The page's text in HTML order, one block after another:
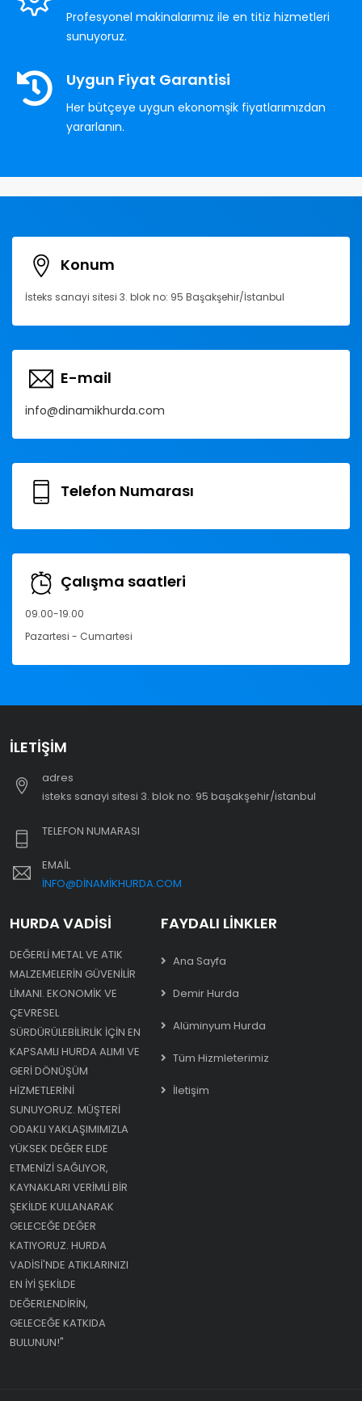
Profesyonel makinalarımız ile en titiz hizmetleri
sunuyoruz.
Uygun Fiyat Garantisi
Her bütçeye uygun ekonomşik fiyatlarımızdan
yararlanın.
Konum
İsteks sanayi sitesi 3. blok no: 95 Başakşehir/İstanbul
E-mail
info@dinamikhurda.com
Telefon Numarası
Çalışma saatleri
09.00-19.00
Pazartesi - Cumartesi
İLETIŞIM
adres
i̇steks sanayi sitesi 3. blok no: 95 başakşehir/i̇stanbul
TELEFON NUMARASI
EMAIL
INFO@DINAMIKHURDA.COM
HURDA VADISI
DEĞERLI METAL VE ATIK
MALZEMELERIN GÜVENILIR
LIMANI. EKONOMIK VE
ÇEVRESEL
SÜRDÜRÜLEBILIRLIK IÇIN EN
KAPSAMLI HURDA ALIMI VE
GERI DÖNÜŞÜM
HIZMETLERINI
SUNUYORUZ. MÜŞTERI
ODAKLI YAKLAŞIMIMIZLA
YÜKSEK DEĞER ELDE
ETMENIZI SAĞLIYOR,
KAYNAKLARI VERIMLI BIR
ŞEKILDE KULLANARAK
GELECEĞE DEĞER
KATIYORUZ. HURDA
VADISI'NDE ATIKLARINIZI
EN IYI ŞEKILDE
DEĞERLENDIRIN,
GELECEĞE KATKIDA
BULUNUN!"
FAYDALI LINKLER
Ana Sayfa
Demir Hurda
Alüminyum Hurda
Tüm Hizmleterimiz
İletişim